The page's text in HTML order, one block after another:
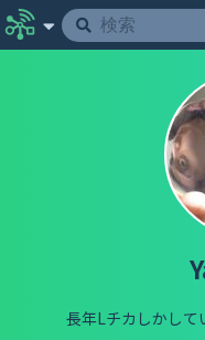
長年Lチカしかして